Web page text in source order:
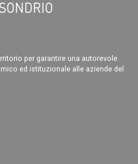
per garantire una autorevole
ed istituzionale alle aziende del